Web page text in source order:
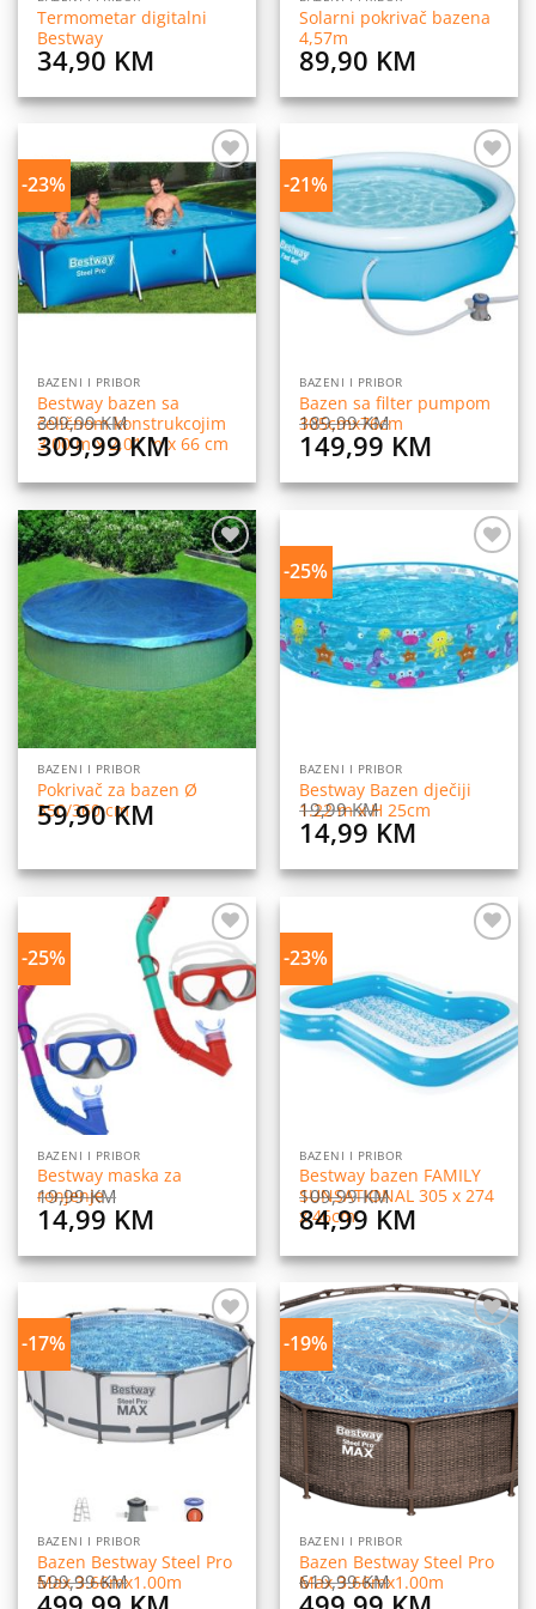
Termometar digitalni
Bestway
34,90 KM
Solarni pokrivač bazena
4,57m
89,90 KM
-23%
Dodaj
na
listu
želja
BAZENI I PRIBOR
Bestway bazen sa
čeličnom konstrukcojim
3,00 m x 2,01 m x 66 cm
399,99KM
Original
price
was:
399,99 KM.
309,99KMCurrent
is:
309,99 KM.
-21%
Dodaj
na
listu
želja
BAZENI I PRIBOR
Bazen sa filter pumpom
305cmx76cm
189,99KM
Original
price
was:
149,99 KM
is:
149,99
Dodaj
na
listu
želja
BAZENI I PRIBOR
Pokrivač za bazen Ø
350/360 cm
59,90KM
-25%
Dodaj
na
listu
želja
BAZENI I PRIBOR
Bestway Bazen dječiji
1.22 m x H 25cm
19,99KM
Original
price
was:
14,99 KM
is:
14,99
-25%
Dodaj
na
listu
želja
BAZENI I PRIBOR
Bestway maska za
ronjenje
19,99KM
Original
price
was:
14,99 KM
is:
14,99 KM.
-23%
listu
želja
BAZENI I PRIBOR
Bestway bazen FAMILY
SUNSATIONAL 305 x 274
x 46cm
109,99KM
Original
price
was:
109,99 KM.
84,99 KM
is:
84,99
-17%
Dodaj
na
listu
želja
BAZENI I PRIBOR
Bazen Bestway Steel Pro
Max 3.66mx1.00m
599,99KM
-19%
Dodaj
na
listu
želja
BAZENI I PRIBOR
Bazen Bestway Steel Pro
Max 3.66mx1.00m
619,99KM